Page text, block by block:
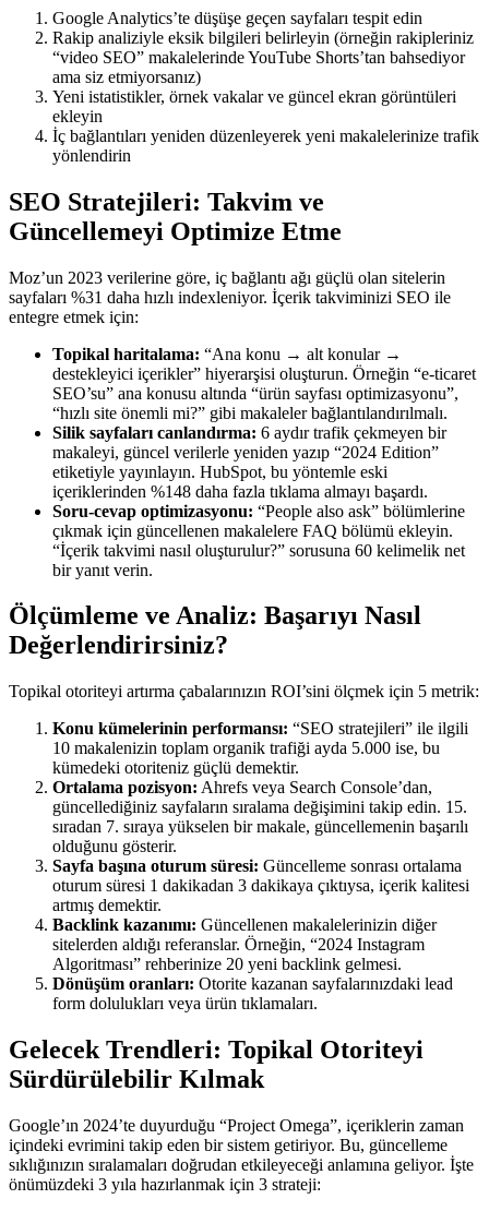
Google Analytics’te düşüşe geçen sayfaları tespit edin
Rakip analiziyle eksik bilgileri belirleyin (örneğin rakipleriniz
“video SEO” makalelerinde YouTube Shorts’tan bahsediyor
ama siz etmiyorsanız)
Yeni istatistikler, örnek vakalar ve güncel ekran görüntüleri
ekleyin
İç bağlantıları yeniden düzenleyerek yeni makalelerinize trafik
yönlendirin
SEO Stratejileri: Takvim ve
Güncellemeyi Optimize Etme
Moz’un 2023 verilerine göre, iç bağlantı ağı güçlü olan sitelerin
sayfaları %31 daha hızlı indexleniyor. İçerik takviminizi SEO ile
entegre etmek için:
Topikal haritalama: “Ana konu → alt konular →
destekleyici içerikler” hiyerarşisi oluşturun. Örneğin “e-ticaret
SEO’su” ana konusu altında “ürün sayfası optimizasyonu”,
“hızlı site önemli mi?” gibi makaleler bağlantılandırılmalı.
Silik sayfaları canlandırma: 6 aydır trafik çekmeyen bir
makaleyi, güncel verilerle yeniden yazıp “2024 Edition”
etiketiyle yayınlayın. HubSpot, bu yöntemle eski
içeriklerinden %148 daha fazla tıklama almayı başardı.
Soru-cevap optimizasyonu: “People also ask” bölümlerine
çıkmak için güncellenen makalelere FAQ bölümü ekleyin.
“İçerik takvimi nasıl oluşturulur?” sorusuna 60 kelimelik net
bir yanıt verin.
Ölçümleme ve Analiz: Başarıyı Nasıl
Değerlendirirsiniz?
Topikal otoriteyi artırma çabalarınızın ROI’sini ölçmek için 5 metrik:
Konu kümelerinin performansı: “SEO stratejileri” ile ilgili
10 makalenizin toplam organik trafiği ayda 5.000 ise, bu
kümedeki otoriteniz güçlü demektir.
Ortalama pozisyon: Ahrefs veya Search Console’dan,
güncellediğiniz sayfaların sıralama değişimini takip edin. 15.
sıradan 7. sıraya yükselen bir makale, güncellemenin başarılı
olduğunu gösterir.
Sayfa başına oturum süresi: Güncelleme sonrası ortalama
oturum süresi 1 dakikadan 3 dakikaya çıktıysa, içerik kalitesi
artmış demektir.
Backlink kazanımı: Güncellenen makalelerinizin diğer
sitelerden aldığı referanslar. Örneğin, “2024 Instagram
Algoritması” rehberinize 20 yeni backlink gelmesi.
Dönüşüm oranları: Otorite kazanan sayfalarınızdaki lead
form dolulukları veya ürün tıklamaları.
Gelecek Trendleri: Topikal Otoriteyi
Sürdürülebilir Kılmak
Google’ın 2024’te duyurduğu “Project Omega”, içeriklerin zaman
içindeki evrimini takip eden bir sistem getiriyor. Bu, güncelleme
sıklığınızın sıralamaları doğrudan etkileyeceği anlamına geliyor. İşte
önümüzdeki 3 yıla hazırlanmak için 3 strateji: